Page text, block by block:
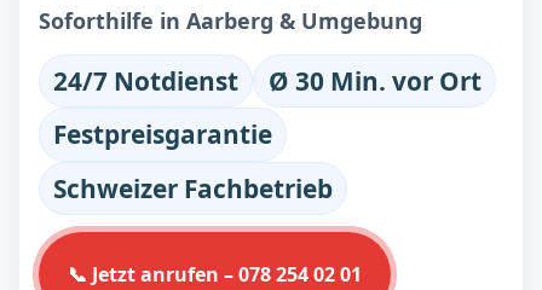
Soforthilfe in Aarberg & Umgebung
24/7 Notdienst
Ø 30 Min. vor Ort
Festpreisgarantie
Schweizer Fachbetrieb
📞 Jetzt anrufen – 078 254 02 01